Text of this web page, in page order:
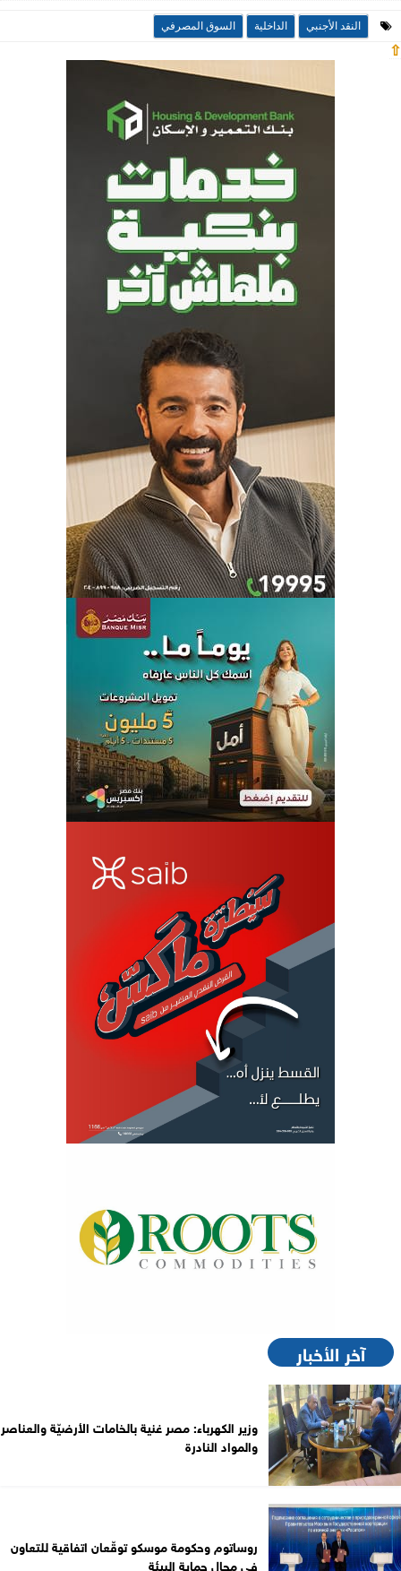
النقد الأجنبي الداخلية السوق المصرفي
⇧
آخر الأخبار
وزير الكهرباء: مصر غنية بالخامات الأرضيّة والعناصر
والمواد النادرة
روساتوم وحكومة موسكو توقّعان اتفاقية للتعاون
في مجال حماية البيئة